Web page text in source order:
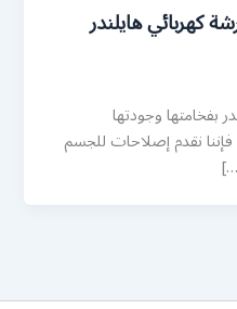
99007366 ورشة كهربائي هايلندر
بفخامتها وجودتها
نقدم إصلاحات للجسم